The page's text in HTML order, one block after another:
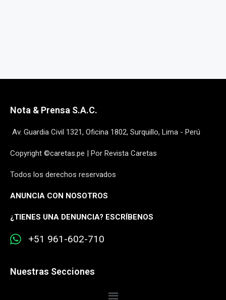
Nota & Prensa S.A.C.
Av. Guardia Civil 1321, Oficina 1802, Surquillo, Lima - Perú
Copyright ©caretas.pe | Por Revista Caretas
Todos los derechos reservados
ANUNCIA CON NOSOTROS
¿TIENES UNA DENUNCIA? ESCRÍBENOS
+51 961-602-710
Nuestras Secciones